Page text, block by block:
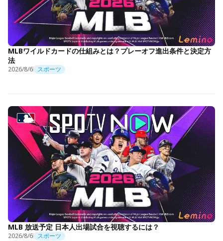
MLBワイルドカードの仕組みとは？プレーオフ進出条件と決定方
法
2026/8/6 スポーツ
MLB 放送予定 日本人出場試合を視聴するには？
2026/8/6 スポーツ